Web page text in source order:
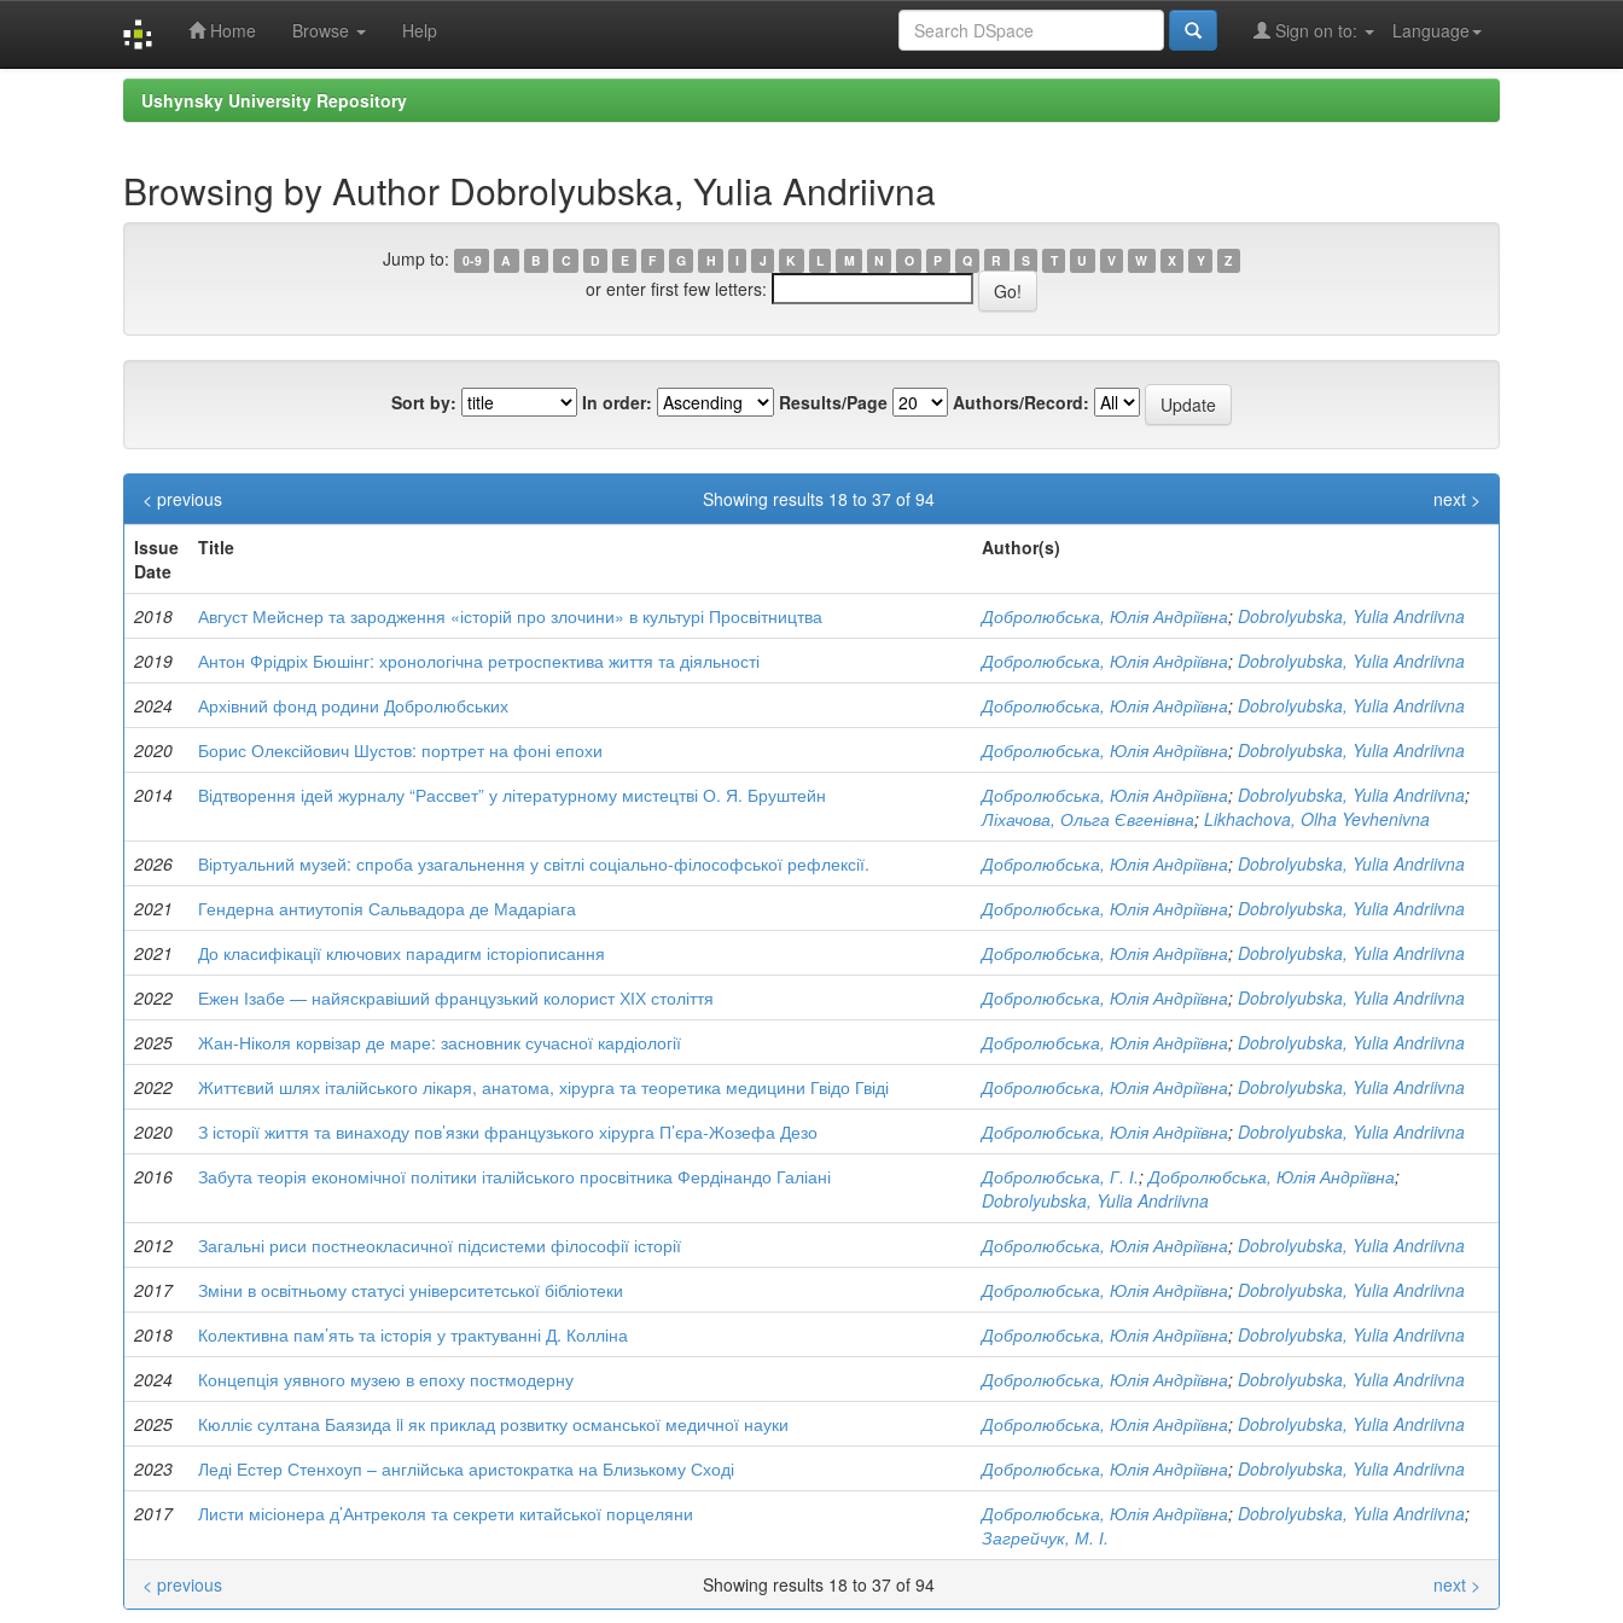
Home Browse Help Language
Sign on to:
Ushynsky University Repository
Browsing by Author Dobrolyubska, Yulia Andriivna
Jump to: 0-9 A B C D E F G H I J K L M N O P Q R S T U V W X Y Z
or enter first few letters:
Sort by: In order: Results/Page Authors/Record:
Showing results 18 to 37 of 94
< previous
next >
Issue
Date
Title Author(s)
2018 Август Мейснер та зародження «історій про злочини» в культурі Просвітництва Добролюбська, Юлія Андріївна; Dobrolyubska, Yulia Andriivna
2019
Антон Фрідріх Бюшінг: хронологічна ретроспектива життя та діяльності Добролюбська, Юлія Андріївна; Dobrolyubska, Yulia Andriivna
2024
Архівний фонд родини Добролюбських Добролюбська, Юлія Андріївна; Dobrolyubska, Yulia Andriivna
2020
Борис Олексійович Шустов: портрет на фоні епохи Добролюбська, Юлія Андріївна; Dobrolyubska, Yulia Andriivna
2014
Відтворення ідей журналу “Рассвет” у літературному мистецтві О. Я. Бруштейн Добролюбська, Юлія Андріївна; Dobrolyubska, Yulia Andriivna;
Ліхачова, Ольга Євгенівна; Likhachova, Olha Yevhenivna
2026
Віртуальний музей: спроба узагальнення у світлі соціально-філософської рефлексії. Добролюбська, Юлія Андріївна; Dobrolyubska, Yulia Andriivna
2021
Гендерна антиутопія Сальвадора де Мадаріага Добролюбська, Юлія Андріївна; Dobrolyubska, Yulia Andriivna
2021
До класифікації ключових парадигм історіописання Добролюбська, Юлія Андріївна; Dobrolyubska, Yulia Andriivna
2022
Ежен Ізабе — найяскравіший французький колорист ХІХ століття Добролюбська, Юлія Андріївна; Dobrolyubska, Yulia Andriivna
2025
Жан-Ніколя корвізар де маре: засновник сучасної кардіології Добролюбська, Юлія Андріївна; Dobrolyubska, Yulia Andriivna
2022
Життєвий шлях італійського лікаря, анатома, хірурга та теоретика медицини Гвідо Гвіді Добролюбська, Юлія Андріївна; Dobrolyubska, Yulia Andriivna
2020
З історії життя та винаходу пов’язки французького хірурга П’єра-Жозефа Дезо Добролюбська, Юлія Андріївна; Dobrolyubska, Yulia Andriivna
2016
Забута теорія економічної політики італійського просвітника Фердінандо Галіані Добролюбська, Г. І.;Добролюбська, Юлія Андріївна;
Dobrolyubska, Yulia Andriivna
2012
Загальні риси постнеокласичної підсистеми філософії історії Добролюбська, Юлія Андріївна; Dobrolyubska, Yulia Andriivna
2017
Зміни в освітньому статусі університетської бібліотеки Добролюбська, Юлія Андріївна; Dobrolyubska, Yulia Andriivna
2018
Колективна пам’ять та історія у трактуванні Д. Колліна Добролюбська, Юлія Андріївна; Dobrolyubska, Yulia Andriivna
2024
Концепція уявного музею в епоху постмодерну Добролюбська, Юлія Андріївна; Dobrolyubska, Yulia Andriivna
2025
Кюлліє султана Баязида ii як приклад розвитку османської медичної науки Добролюбська, Юлія Андріївна; Dobrolyubska, Yulia Andriivna
2023
Леді Естер Стенхоуп – англійська аристократка на Близькому Сході Добролюбська, Юлія Андріївна; Dobrolyubska, Yulia Andriivna
2017
Листи місіонера д’Антреколя та секрети китайської порцеляни Добролюбська, Юлія Андріївна; Dobrolyubska, Yulia Andriivna;
Загрейчук, М. І.
Showing results 18 to 37 of 94
< previous next >